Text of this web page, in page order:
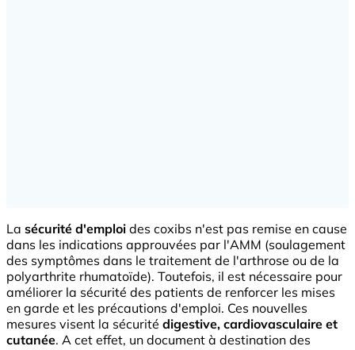
La sécurité d'emploi des coxibs n'est pas remise en cause
dans les indications approuvées par l'AMM (soulagement
des symptômes dans le traitement de l'arthrose ou de la
polyarthrite rhumatoïde). Toutefois, il est nécessaire pour
améliorer la sécurité des patients de renforcer les mises
en garde et les précautions d'emploi. Ces nouvelles
mesures visent la sécurité digestive, cardiovasculaire et
cutanée. A cet effet, un document à destination des